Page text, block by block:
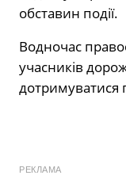
обставин події.
Водночас
учасників
дотримуватися
РЕКЛАМА